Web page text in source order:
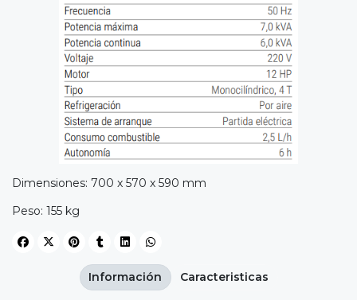
Dimensiones: 700 x 570 x 590 mm
Peso: 155 kg
Información Caracteristicas